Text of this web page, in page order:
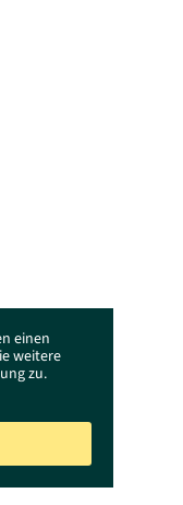
einen
weitere
zu.